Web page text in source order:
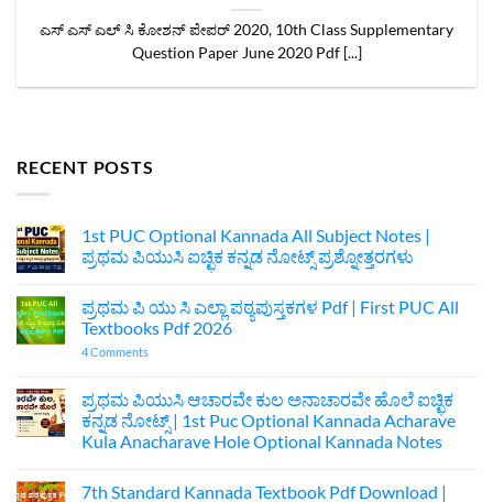
ಎಸ್ ಎಸ್ ಎಲ್ ಸಿ ಕೋಶನ್ ಪೇಪರ್ 2020, 10th Class Supplementary
Question Paper June 2020 Pdf [...]
RECENT POSTS
1st PUC Optional Kannada All Subject Notes |
ಪ್ರಥಮ ಪಿಯುಸಿ ಐಚ್ಛಿಕ ಕನ್ನಡ ನೋಟ್ಸ್‌ ಪ್ರಶ್ನೋತ್ತರಗಳು
on
1st
PUC
Optional
Subject
Notes
ಪ್ರಥಮ
ಪಿಯುಸಿ
ನೋಟ್ಸ್‌
ಪ್ರಥಮ ಪಿ ಯು ಸಿ ಎಲ್ಲಾ ಪಠ್ಯಪುಸ್ತಕಗಳ Pdf | First PUC All
Textbooks Pdf 2026
4 Commentson
ಯು
ಸಿ
ಎಲ್ಲಾ
ಪಠ್ಯಪುಸ್ತಕಗಳ
Pdf
PUC
ಪ್ರಥಮ ಪಿಯುಸಿ ಆಚಾರವೇ ಕುಲ ಅನಾಚಾರವೇ ಹೊಲೆ ಐಚ್ಛಿಕ
ಕನ್ನಡ ನೋಟ್ಸ್ | 1st Puc Optional Kannada Acharave
Kula Anacharave Hole Optional Kannada Notes
on
7th Standard Kannada Textbook Pdf Download |